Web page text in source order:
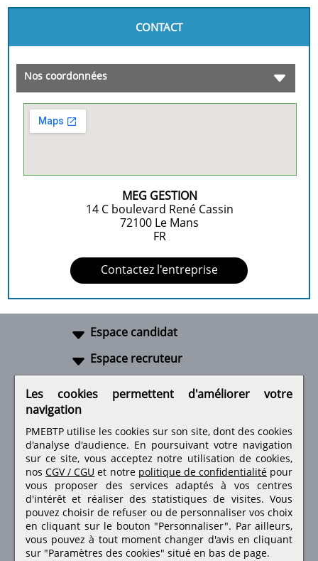
CONTACT
Nos coordonnées
MEG GESTION
14 C boulevard René Cassin
72100 Le Mans
FR
Contactez l'entreprise
Espace candidat
Espace recruteur
Retrouvez-nous sur les réseaux sociaux
Les cookies permettent d'améliorer votre
navigation
PMEBTP utilise les cookies sur son site, dont des cookies
d'analyse d'audience. En poursuivant votre navigation
sur ce site, vous acceptez notre utilisation de cookies,
nos CGV / CGU et notre politique de confidentialité pour
vous proposer des services adaptés à vos centres
d'intérêt et réaliser des statistiques de visites.Vous
pouvez choisir de refuser ou de personnaliser vos choix
en cliquant sur le bouton "Personnaliser". Par ailleurs,
vous pouvez à tout moment changer d'avis en cliquant
sur "Paramètres des cookies" situé en bas de page.